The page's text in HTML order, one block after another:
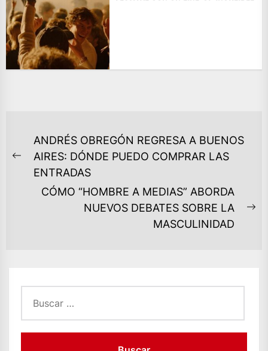
NAVEGACIÓN
DE
ENTRADAS
Previous
post:
ANDRÉS OBREGÓN REGRESA A BUENOS
AIRES: DÓNDE PUEDO COMPRAR LAS
ENTRADAS
CÓMO “HOMBRE A MEDIAS” ABORDA
NUEVOS DEBATES SOBRE LA
MASCULINIDAD